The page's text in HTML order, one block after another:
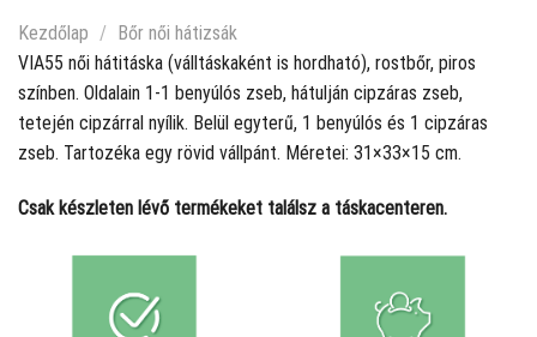
Kezdőlap /
Bőr női hátizsák
VIA55 női hátitáska (válltáskaként is hordható), rostbőr, piros
színben. Oldalain 1-1 benyúlós zseb, hátulján cipzáras zseb,
tetején cipzárral nyílik. Belül egyterű, 1 benyúlós és 1 cipzáras
zseb. Tartozéka egy rövid vállpánt. Méretei: 31×33×15 cm.
Csak készleten lévő termékeket találsz a táskacenteren.